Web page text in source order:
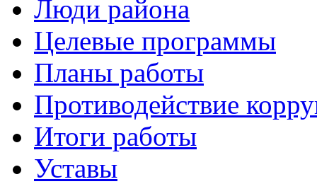
Люди района
Целевые программы
Планы работы
Противодействие
Итоги работы
Уставы